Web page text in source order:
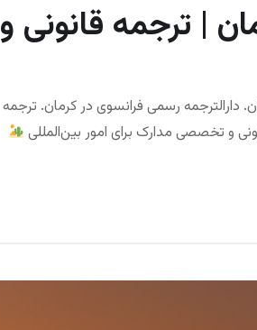
| ترجمه قانونی و
دارالترجمه رسمی فرانسوی در کرمان. ترجمه
و تخصصی مدارک برای امور بین‌المللی